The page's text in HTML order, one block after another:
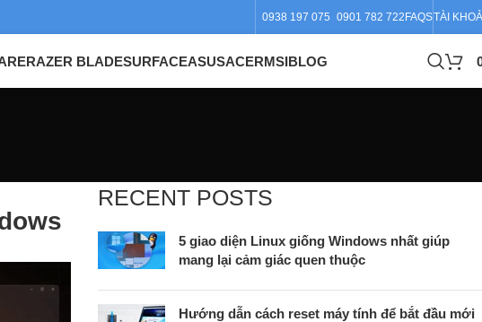
0938 197 075 0901 782 722 FAQSTÀI
RAZER BLADESURFACEASUSACERMSIBLOG
RECENT POSTS
5 giao diện Linux giống Windows nhất giúp
mang lại cảm giác quen thuộc
Hướng dẫn cách reset máy tính để bắt đầu mới